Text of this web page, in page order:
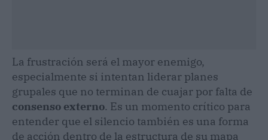
La frustración será el mayor enemigo,
especialmente si intentan liderar planes
grupales que no terminan de cuajar por falta de
consenso externo. Es un momento crítico para
entender que el silencio también es una forma
de acción dentro de la estructura de su mapa